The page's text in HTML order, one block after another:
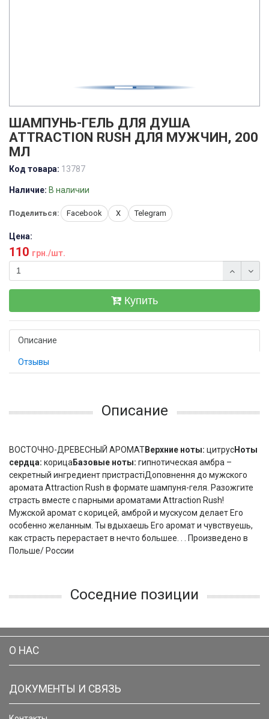
ШАМПУНЬ-ГЕЛЬ ДЛЯ ДУША
ATTRACTION RUSH ДЛЯ МУЖЧИН, 200
МЛ
Код товара: 13787
Наличие: В наличии
Поделиться: Facebook X Telegram
Цена:
110 грн./шт.
Купить
Описание
Отзывы
Описание
ВОСТОЧНО-ДРЕВЕСНЫЙ АРОМАТВерхние ноты: цитрусНоты
сердца: корица Базовые ноты: гипнотическая амбра –
секретный ингредиент пристрастіДоповнення до мужского
аромата Attraction Rush в формате шампуня-геля. Разожгите
страсть вместе с парными ароматами Attraction Rush!
Мужской аромат с корицей, амброй и мускусом делает Его
особенно желанным. Ты вдыхаешь Его аромат и чувствуешь,
как страсть перерастает в нечто большее. . . Произведено в
Польше/ России
Соседние позиции
О НАС
ДОКУМЕНТЫ И СВЯЗЬ